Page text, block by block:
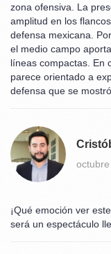
zona ofensiva. La
amplitud en los
defensa mexicana.
el medio campo
líneas compactas. En
parece orientado a
defensa que se
¡Qué emoción ver
será un espectáculo